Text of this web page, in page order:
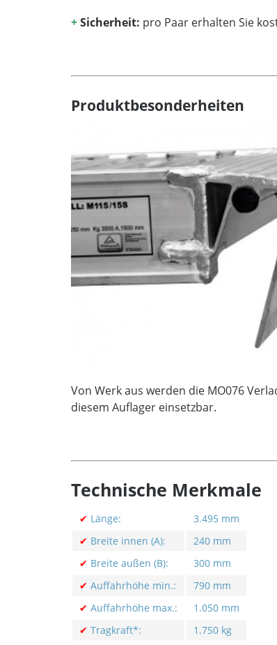
+Sicherheit: pro Paar erhalten Sie
Produktbesonderheiten
Von Werk aus werden die MO076
diesem Auflager einsetzbar.
Technische Merkmale
✔ Länge:
3.495 mm
✔ Breite innen (A):
240 mm
✔ Breite außen (B):
300 mm
✔ Auffahrhöhe min.:
790 mm
✔ Auffahrhöhe max.:
1.050 mm
✔ Tragkraft*:
1.750 kg